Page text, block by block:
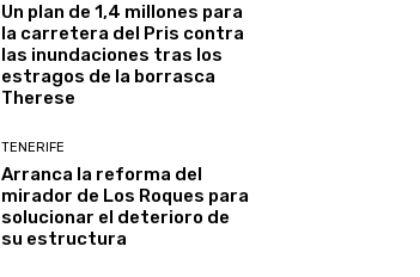
Un plan de 1,4 millones para
la carretera del Pris contra
las inundaciones tras los
estragos de la borrasca
Therese
TENERIFE
Arranca la reforma del
mirador de Los Roques para
solucionar el deterioro de
su estructura